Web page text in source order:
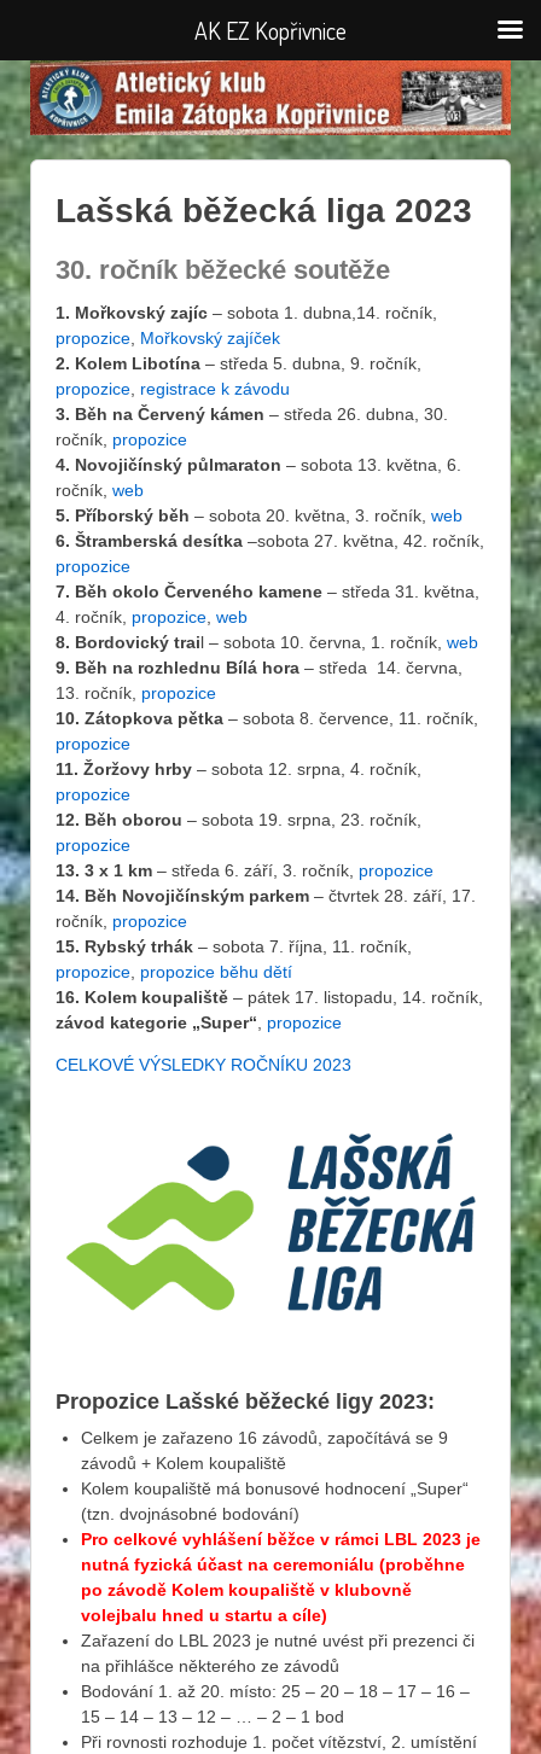
Lašská běžecká liga 2023
30. ročník běžecké soutěže
1. Mořkovský zajíc – sobota 1. dubna,14. ročník,
propozice Mořkovský zajíček
2. Kolem Libotína – středa 5. dubna, 9. ročník,
propozice registrace k závodu
3. Běh na Červený kámen – středa 26. dubna, 30.
ročník, propozice
4. Novojičínský půlmaraton – sobota 13. května, 6.
ročník, web
5. Příborský běh – sobota 20. května, 3. ročník, web
6. Štramberská desítka –sobota 27. května, 42. ročník,
propozice
7. Běh okolo Červeného kamene – středa 31. května,
4. ročník, propozice web
8. Bordovický trail – sobota 10. června, 1. ročník, web
9. Běh na rozhlednu Bílá hora – středa 14. června,
13. ročník, propozice
10. Zátopkova pětka – sobota 8. července, 11. ročník,
propozice
11. Žoržovy hrby – sobota 12. srpna, 4. ročník,
propozice
12. Běh oborou – sobota 19. srpna, 23. ročník,
propozice
13. 3 x 1 km – středa 6. září, 3. ročník, propozice
14. Běh Novojičínským parkem – čtvrtek 28. září, 17.
ročník, propozice
15. Rybský trhák – sobota 7. října, 11. ročník,
propozice propozice běhu dětí
16. Kolem koupaliště – pátek 17. listopadu, 14. ročník,
závod kategorie „Super“
propozice
CELKOVÉ VÝSLEDKY ROČNÍKU 2023
Propozice Lašské běžecké ligy 2023:
Celkem je zařazeno 16 závodů, započítává se 9
závodů + Kolem koupaliště
Kolem koupaliště má bonusové hodnocení „Super“
(tzn. dvojnásobné bodování)
Pro celkové vyhlášení běžce v rámci LBL 2023 je
nutná fyzická účast na ceremoniálu (proběhne
po závodě Kolem koupaliště v klubovně
volejbalu hned u startu a cíle)
Zařazení do LBL 2023 je nutné uvést při prezenci či
na přihlášce některého ze závodů
Bodování 1. až 20. místo: 25 – 20 – 18 – 17 – 16 –
15 – 14 – 13 – 12 – … – 2 – 1 bod
Při rovnosti rozhoduje 1. počet vítězství, 2. umístění
AK EZ Kopřivnice